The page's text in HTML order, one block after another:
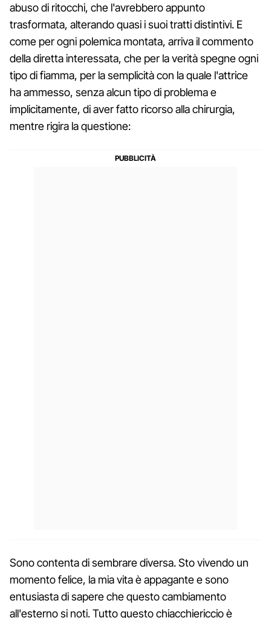
abuso di ritocchi, che l'avrebbero appunto
trasformata, alterando quasi i suoi tratti distintivi. E
come per ogni polemica montata, arriva il commento
della diretta interessata, che per la verità spegne ogni
tipo di fiamma, per la semplicità con la quale l'attrice
ha ammesso, senza alcun tipo di problema e
implicitamente, di aver fatto ricorso alla chirurgia,
mentre rigira la questione:
Sono contenta di sembrare diversa. Sto vivendo un
momento felice, la mia vita è appagante e sono
entusiasta di sapere che questo cambiamento
all'esterno si noti. Tutto questo chiacchiericcio è